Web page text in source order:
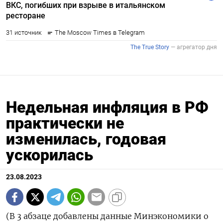
Недельная инфляция в РФ
практически не
изменилась, годовая
ускорилась
23.08.2023
(В 3 абзаце добавлены данные Минэкономики о